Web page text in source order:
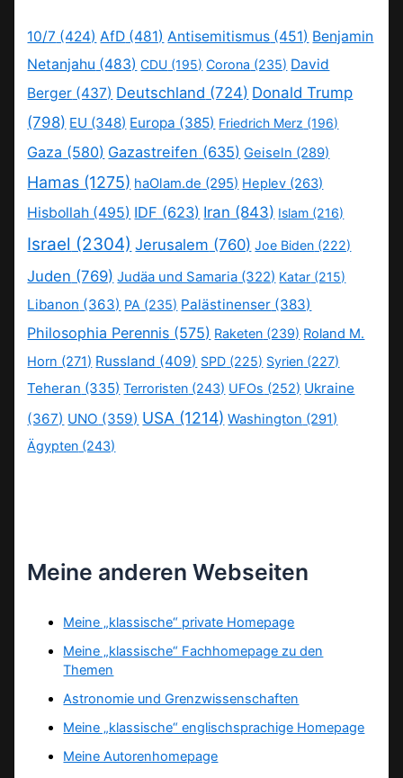
10/7 (424) AfD (481) Antisemitismus (451) Benjamin
Netanjahu (483) CDU (195) Corona (235) David
Berger (437) Deutschland (724) Donald Trump
(798) EU (348) Europa (385) Friedrich Merz (196)
Gaza (580) Gazastreifen (635) Geiseln (289)
Hamas (1275) haOlam.de (295) Heplev (263)
Hisbollah (495) IDF (623) Iran (843) Islam (216)
Israel (2304) Jerusalem (760) Joe Biden (222)
Juden (769) Judäa und Samaria (322) Katar (215)
Libanon (363) PA (235) Palästinenser (383)
Philosophia Perennis (575) Raketen (239) Roland M.
Horn (271) Russland (409) SPD (225) Syrien (227)
Teheran (335) Terroristen (243) UFOs (252) Ukraine
(367) UNO (359) USA (1214) Washington (291)
Ägypten (243)
Meine anderen Webseiten
Meine „klassische“ private Homepage
Meine „klassische“ Fachhomepage zu den
Themen
Astronomie und Grenzwissenschaften
Meine „klassische“ englischsprachige Homepage
Meine Autorenhomepage